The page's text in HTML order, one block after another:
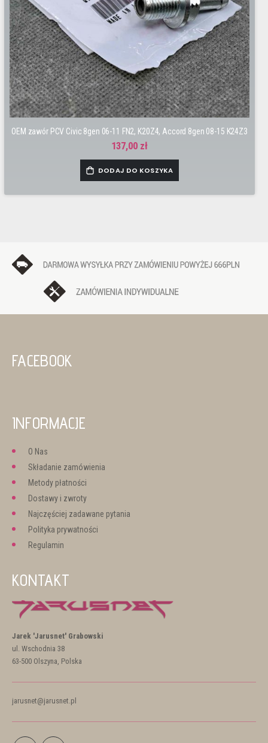
OEM zawór PCV Civic 8gen 06-11 FN2, K20Z4, Accord 8gen 08-15 K24Z3
137,00 zł
DODAJ DO KOSZYKA
FACEBOOK
INFORMACJE
O Nas
Składanie zamówienia
Metody płatności
Dostawy i zwroty
Najczęściej zadawane pytania
Polityka prywatności
Regulamin
KONTAKT
Jarek 'Jarusnet' Grabowski
ul. Wschodnia 38
63-500 Olszyna, Polska
jarusnet@jarusnet.pl